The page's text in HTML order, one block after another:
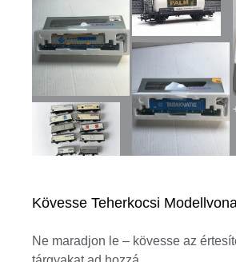
Kövesse Teherkocsi
Ne maradjon le – kövesse az